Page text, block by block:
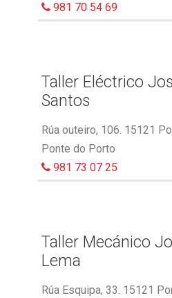
981 70 54 69
Taller Eléctrico
Santos
Rúa outeiro, 106. 15121
Ponte do Porto
981 73 07 25
Taller Mecánico
Lema
Rúa Esquipa, 33. 15121